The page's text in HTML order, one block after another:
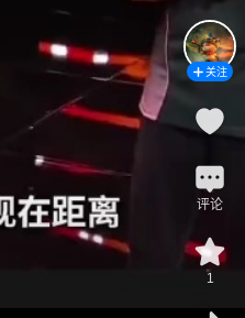
关注
评论
1